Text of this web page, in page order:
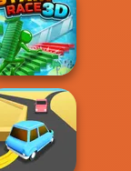
Drift Dudes
Stair Race 3D